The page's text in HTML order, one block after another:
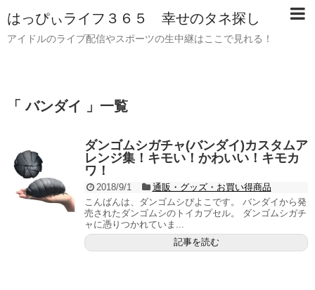
はっぴぃライフ３６５ 幸せのタネ探し
アイドルのライブ配信やスポーツの生中継はここで見れる！
「 バンダイ 」一覧
ダンゴムシガチャ(バンダイ)カスタムア
レンジ集！キモい！かわいい！キモカ
ワ！
2018/9/1
通販・グッズ・お買い得商品
こんばんは、ダンゴムシぴよこです。 バンダイから発
売されたダンゴムシのトイカプセル。 ダンゴムシガチ
ャに憑りつかれていま...
記事を読む